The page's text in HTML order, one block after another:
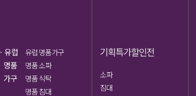
ㆍ유럽
명품
가구
유럽 명품가구
명품 소파
명품 식탁
명품 침대
기획특가할인전
소파
침대